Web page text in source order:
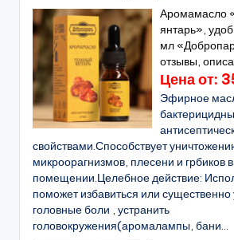
Аромамасло
янтарь»,
мл
отзывы,
Цена от:
Эфирное
свойствами.Способствует
микроорагнизмов, плесени и грбиков в
помещении.Целебное действие:
поможет избавиться или
головные боли , устранить
головокружения(аромалампы, бани...